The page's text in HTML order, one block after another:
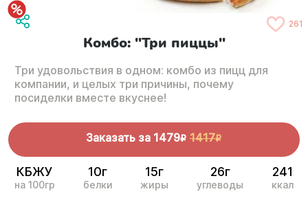
261
Комбо: "Три пиццы"
Три удовольствия в одном: комбо из пицц для
компании, и целых три причины, почему
посиделки вместе вкуснее!
Заказать за 1479R 1417R
КБЖУ
на 100гр
10г
белки
15г
жиры
26г
углеводы
241
ккал